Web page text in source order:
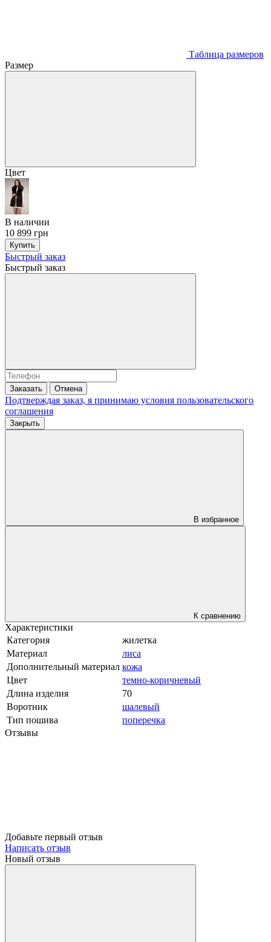
Таблица размеров
Размер
Цвет
В наличии
10 899 грн
Купить
Быстрый заказ
Быстрый заказ
Заказать Отмена
Подтверждая заказ, я принимаю условия пользовательского
соглашения
Закрыть
В избранное
К сравнению
Характеристики
Категория
жилетка
Материал
лиса
Дополнительный материал кожа
Цвет
темно-коричневый
Длина изделия
70
Воротник
шалевый
Тип пошива
поперечка
Отзывы
Добавьте первый отзыв
Написать отзыв
Новый отзыв